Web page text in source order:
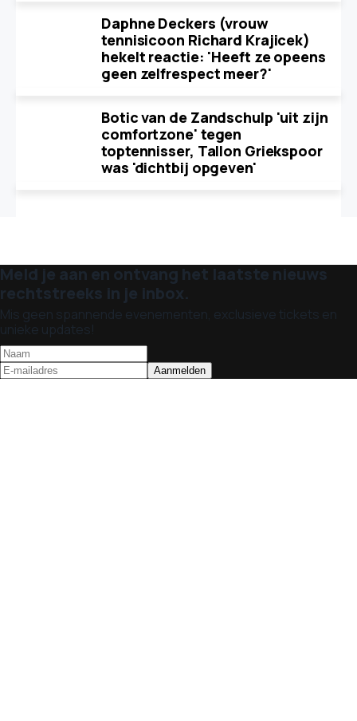
Daphne Deckers (vrouw
tennisicoon Richard Krajicek)
hekelt reactie: 'Heeft ze opeens
geen zelfrespect meer?'
Botic van de Zandschulp 'uit zijn
comfortzone' tegen
toptennisser, Tallon Griekspoor
was 'dichtbij opgeven'
Meld je aan en ontvang het laatste nieuws
rechtstreeks in je inbox.
Mis geen spannende evenementen, exclusieve tickets en
unieke updates!